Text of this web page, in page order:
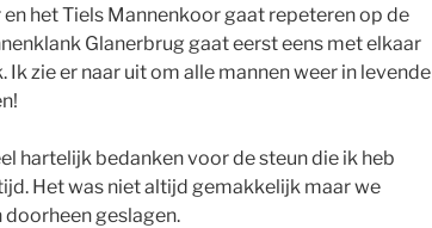
het Tiels Mannenkoor gaat repeteren op de
Glanerbrug gaat eerst eens met elkaar
Ik zie er naar uit om alle mannen weer in levende
hartelijk bedanken voor de steun die ik heb
Het was niet altijd gemakkelijk maar we
doorheen geslagen.